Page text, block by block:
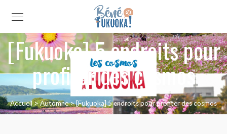
[Fukuoka] 5 endroits pour
profiter des cosmos
Accueil>Automne>[Fukuoka] 5 endroits pour profiter des cosmos